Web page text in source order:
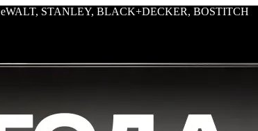
STANLEY, BLACK+DECKER, BOSTITCH